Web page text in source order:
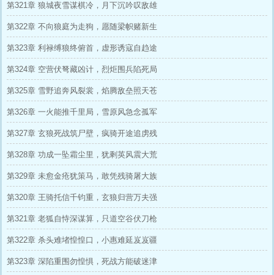
第321章 狼城夜雪谋棋冷，月下沉吟叹敌雄
第322章 不向狼庭为走狗，愿随梁帜赌新生
第323章 利禄缚狼终俯首，虚形诱寇自趋途
第324章 空营伏弩藏凶计，烈炬围兵陷死局
第325章 雪野追奔风裂裳，焰腾敌垒照天苍
第326章 一火能推千里局，雪原风急念孤军
第327章 玄狼死战筑尸壁，疯骑开途追虏残
第328章 功成一坠霜尘里，犹剩英风震大荒
第329章 未愈金疮犹策马，敢凭残骑屠大族
第320章 王骑托信千钧重，玄狼归营万夫强
第321章 老狐自恃深谋算，只道空谷伏刀枪
第322章 杀头难堵惶惶口，小惠难延岌岌疆
第323章 深陷重围勿惶惧，死战方能破迷津